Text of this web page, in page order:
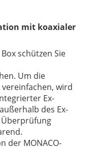
mit koaxialer
schützen Sie
Um die
wird
Ex-
des Ex-
Überprüfung
der MONACO-